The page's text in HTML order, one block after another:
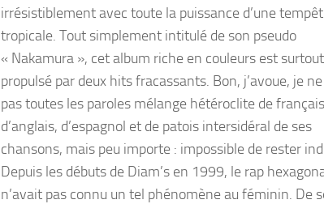
irrésistiblement avec toute la puissance d’une
tropicale. Tout simplement intitulé de son pseudo
« Nakamura », cet album riche en couleurs est surtout
propulsé par deux hits fracassants. Bon, j’avoue, je
pas toutes les paroles mélange hétéroclite de
d’anglais, d’espagnol et de patois intersidéral de ses
chansons, mais peu importe : impossible de rester
Depuis les débuts de Diam’s en 1999, le rap
n’avait pas connu un tel phénomène au féminin. De